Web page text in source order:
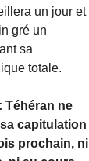
un jour et
gré un
sa
totale.
Téhéran ne
capitulation
prochain, ni